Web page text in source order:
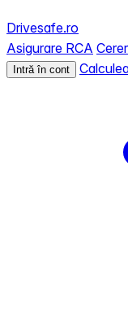
Drivesafe.ro
Asigurare RCA
Intră în cont